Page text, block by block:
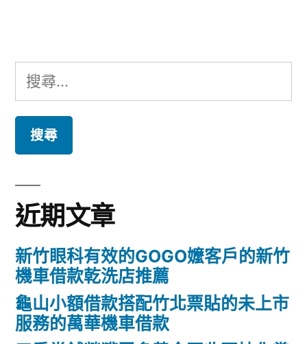
搜
尋
鍵
字:
近期文章
新竹眼科有效的GOGO嬤客戶的新竹
機車借款乾洗店推薦
龜山小額借款搭配竹北票貼的未上市
服務的萬華機車借款